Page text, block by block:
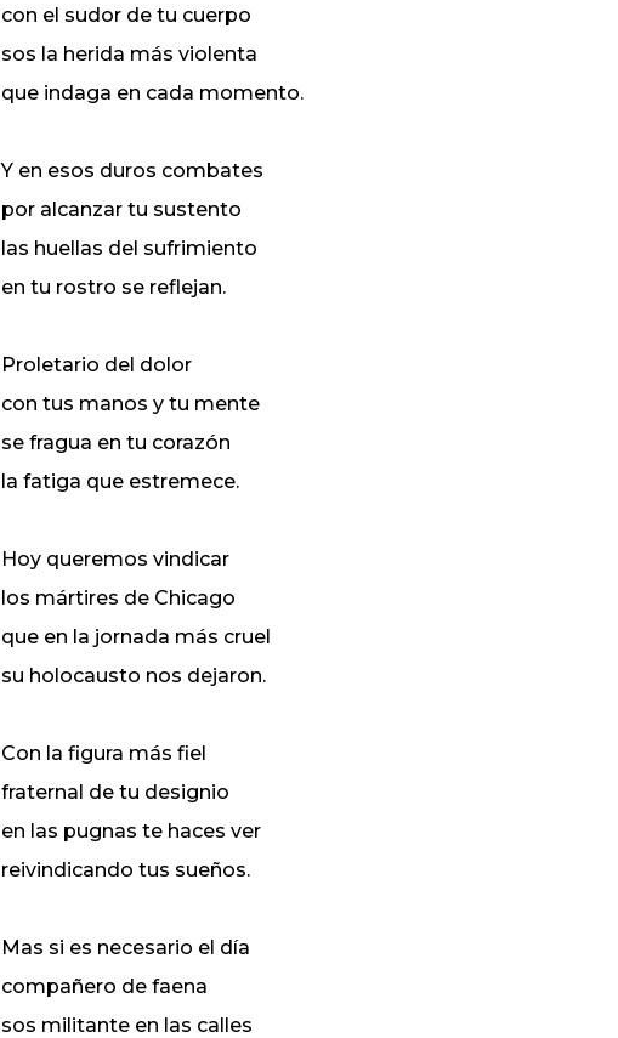
con el sudor de tu cuerpo
sos la herida más violenta
que indaga en cada momento.
Y en esos duros combates
por alcanzar tu sustento
las huellas del sufrimiento
en tu rostro se reflejan.
Proletario del dolor
con tus manos y tu mente
se fragua en tu corazón
la fatiga que estremece.
Hoy queremos vindicar
los mártires de Chicago
que en la jornada más cruel
su holocausto nos dejaron.
Con la figura más fiel
fraternal de tu designio
en las pugnas te haces ver
reivindicando tus sueños.
Mas si es necesario el día
compañero de faena
sos militante en las calles